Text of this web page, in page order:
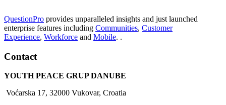
QuestionPro provides unparalleled insights and just launched
enterprise features including Communities, Customer
Experience, Workforce and Mobile. .
Contact
YOUTH PEACE GRUP DANUBE
Voćarska 17, 32000 Vukovar, Croatia